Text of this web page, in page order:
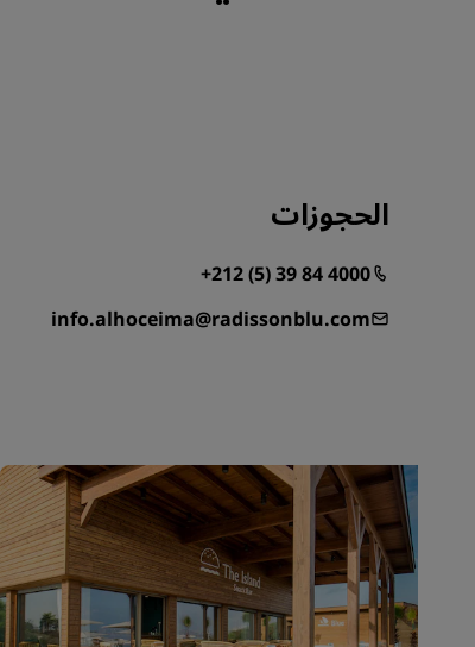
الحجوزات
+212 (5) 39 84 4000
info.alhoceima@radissonblu.com